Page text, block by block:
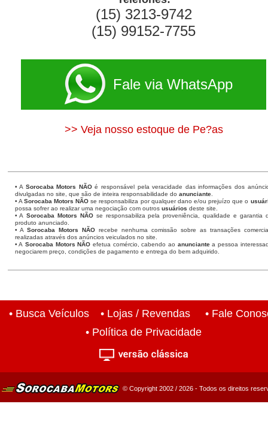
(15) 3213-9742
(15) 99152-7755
Fale via WhatsApp
>> Veja nosso estoque de Pe?as
• A Sorocaba Motors NÃOé responsável pela veracidade das informações dos
divulgadas no site, que são de inteira responsabilidade do anunciante.
• A Sorocaba Motors NÃO se responsabiliza por qualquer dano e/ou prejuízo que o
possa sofrer ao realizar uma negociação com outros usuários deste site.
• A Sorocaba Motors NÃOse responsabiliza pela proveniência, qualidade e garantia
produto anunciado.
• ASorocaba Motors NÃO recebe nenhuma comissão sobre as transações
realizadas através dos anúncios veiculados no site.
• A Sorocaba Motors NÃO efetua comércio, cabendo ao anunciantea pessoa
negociarem preço, condições de pagamento e entrega do bem adquirido.